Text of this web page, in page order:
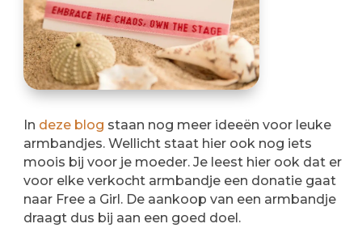
In deze blog staan nog meer ideeën voor leuke
armbandjes. Wellicht staat hier ook nog iets
moois bij voor je moeder. Je leest hier ook dat er
voor elke verkocht armbandje een donatie gaat
naar Free a Girl. De aankoop van een armbandje
draagt dus bij aan een goed doel.